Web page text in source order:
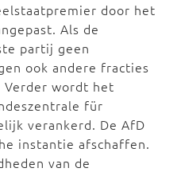
door het
Als de
partij geen
ook andere fracties
Verder wordt het
für
verankerd. De AfD
instantie afschaffen.
van de